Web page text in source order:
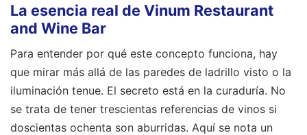
La esencia real de Vinum Restaurant
and Wine Bar
Para entender por qué este concepto funciona, hay
que mirar más allá de las paredes de ladrillo visto o la
iluminación tenue. El secreto está en la curaduría. No
se trata de tener trescientas referencias de vinos si
doscientas ochenta son aburridas. Aquí se nota un